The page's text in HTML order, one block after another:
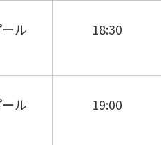
ル 18:30
ル 19:00